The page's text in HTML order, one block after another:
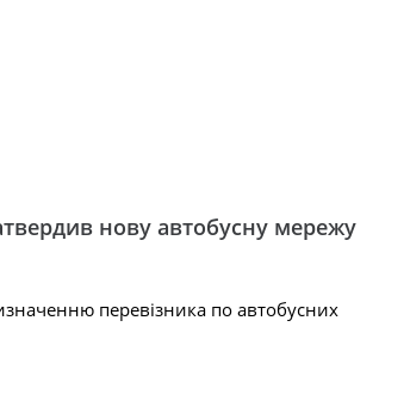
нову автобусну мережу
перевізника по автобусних